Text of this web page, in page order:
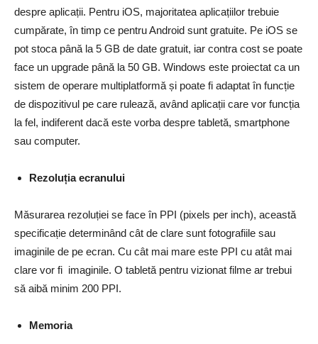
despre aplicații. Pentru iOS, majoritatea aplicațiilor trebuie
cumpărate, în timp ce pentru Android sunt gratuite. Pe iOS se
pot stoca până la 5 GB de date gratuit, iar contra cost se poate
face un upgrade până la 50 GB. Windows este proiectat ca un
sistem de operare multiplatformă și poate fi adaptat în funcție
de dispozitivul pe care rulează, având aplicații care vor funcția
la fel, indiferent dacă este vorba despre tabletă, smartphone
sau computer.
Rezoluția ecranului
Măsurarea rezoluției se face în PPI (pixels per inch), această
specificație determinând cât de clare sunt fotografiile sau
imaginile de pe ecran. Cu cât mai mare este PPI cu atât mai
clare vor fi imaginile. O tabletă pentru vizionat filme ar trebui
să aibă minim 200 PPI.
Memoria